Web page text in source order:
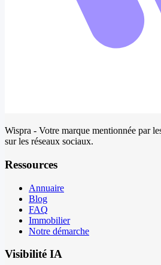
Wispra - Votre marque mentionnée par
sur les réseaux sociaux.
Ressources
Annuaire
Blog
FAQ
Immobilier
Notre démarche
Visibilité IA